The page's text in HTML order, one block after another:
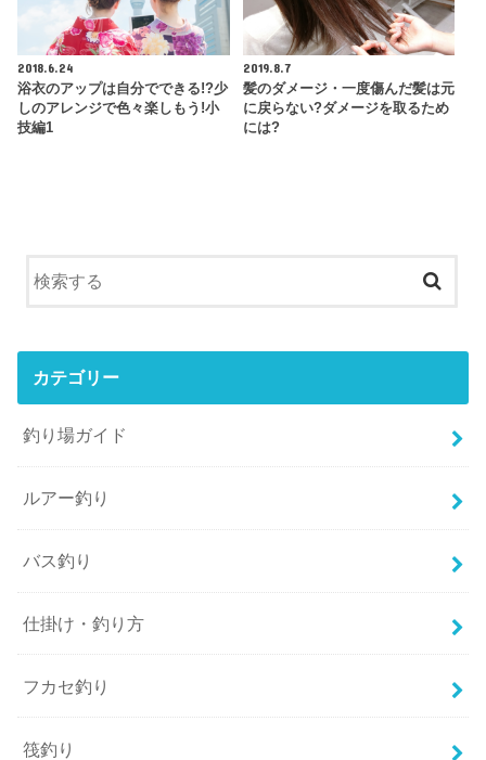
2018.6.24
浴衣のアップは自分でできる!?少
しのアレンジで色々楽しもう!小
技編1
2019.8.7
髪のダメージ・一度傷んだ髪は元
に戻らない?ダメージを取るため
には?
カテゴリー
釣り場ガイド
ルアー釣り
バス釣り
仕掛け・釣り方
フカセ釣り
筏釣り